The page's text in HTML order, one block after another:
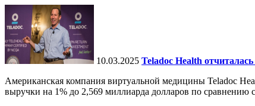
10.03.2025 Teladoc Health
Американская компания виртуальной медицины Teladoc
выручки на 1% до 2,569 миллиарда долларов по сравнению